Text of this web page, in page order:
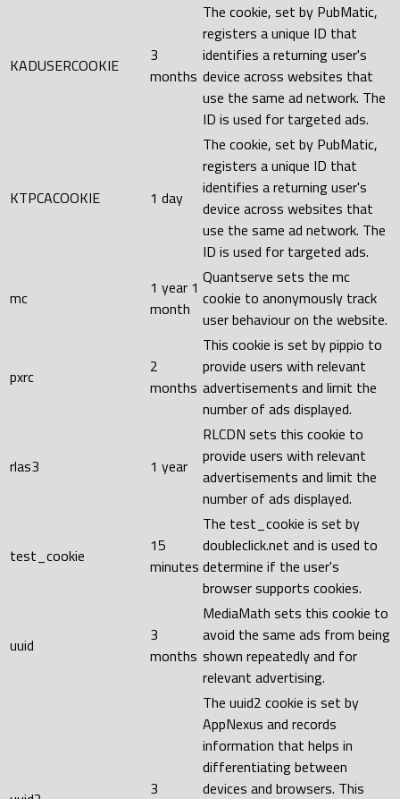
KADUSERCOOKIE
3
months
The cookie, set by PubMatic,
registers a unique ID that
identifies a returning user's
device across websites that
use the same ad network. The
ID is used for targeted ads.
KTPCACOOKIE 1 day
The cookie, set by PubMatic,
registers a unique ID that
identifies a returning user's
device across websites that
use the same ad network. The
ID is used for targeted ads.
mc
1 year 1
month
Quantserve sets the mc
cookie to anonymously track
user behaviour on the website.
pxrc
2
months
This cookie is set by pippio to
provide users with relevant
advertisements and limit the
number of ads displayed.
rlas3 1 year
RLCDN sets this cookie to
provide users with relevant
advertisements and limit the
number of ads displayed.
test_cookie
15
minutes
The test_cookie is set by
doubleclick.net and is used to
determine if the user's
browser supports cookies.
uuid
3
months
MediaMath sets this cookie to
avoid the same ads from being
shown repeatedly and for
relevant advertising.
3
The uuid2 cookie is set by
AppNexus and records
information that helps in
differentiating between
devices and browsers. This